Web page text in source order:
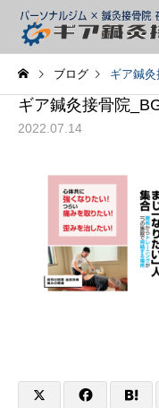
整
スタッフ
痛みがあるとき
ほうがいい?休ん
ブログ ギア鍼
ギア鍼灸接骨院
2022.07.14